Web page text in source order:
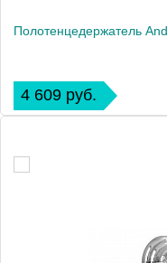
Полотенцедержатель
4 609 руб.